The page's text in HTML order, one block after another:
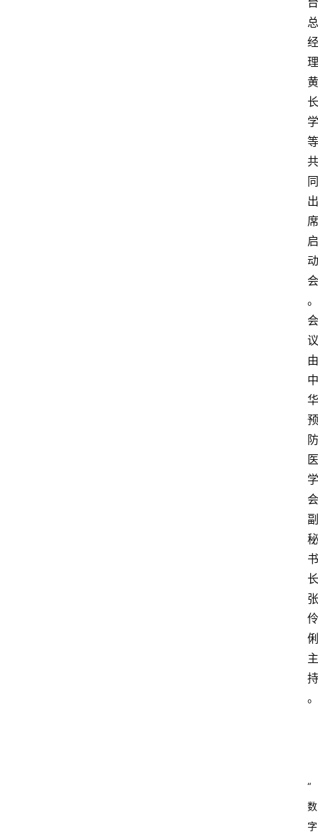
总
经
理
黄
长
学
等
共
同
出
席
启
动
会
。
会
议
由
中
华
预
防
医
学
会
副
秘
书
长
张
伶
俐
主
持
。
“
数
字